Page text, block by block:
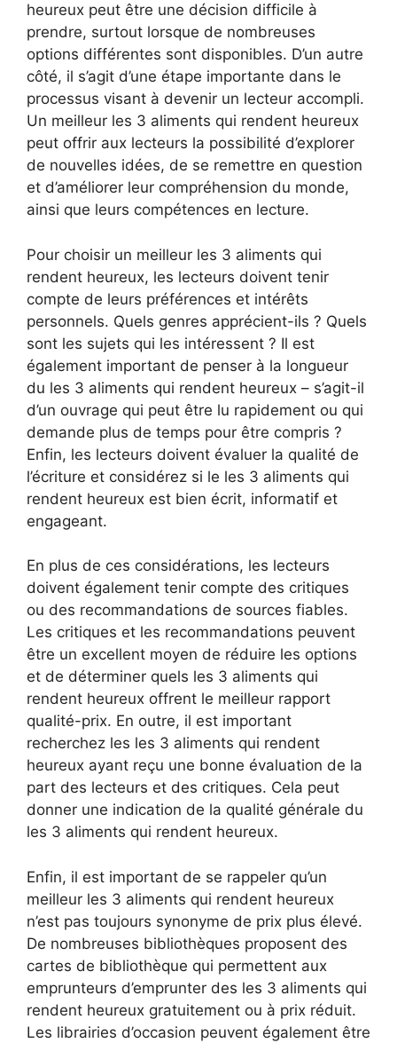
heureux peut être une décision difficile à
prendre, surtout lorsque de nombreuses
options différentes sont disponibles. D’un autre
côté, il s’agit d’une étape importante dans le
processus visant à devenir un lecteur accompli.
Un meilleur les 3 aliments qui rendent heureux
peut offrir aux lecteurs la possibilité d’explorer
de nouvelles idées, de se remettre en question
et d’améliorer leur compréhension du monde,
ainsi que leurs compétences en lecture.
Pour choisir un meilleur les 3 aliments qui
rendent heureux, les lecteurs doivent tenir
compte de leurs préférences et intérêts
personnels. Quels genres apprécient-ils ? Quels
sont les sujets qui les intéressent ? Il est
également important de penser à la longueur
du les 3 aliments qui rendent heureux – s’agit-il
d’un ouvrage qui peut être lu rapidement ou qui
demande plus de temps pour être compris ?
Enfin, les lecteurs doivent évaluer la qualité de
l’écriture et considérez si le les 3 aliments qui
rendent heureux est bien écrit, informatif et
engageant.
En plus de ces considérations, les lecteurs
doivent également tenir compte des critiques
ou des recommandations de sources fiables.
Les critiques et les recommandations peuvent
être un excellent moyen de réduire les options
et de déterminer quels les 3 aliments qui
rendent heureux offrent le meilleur rapport
qualité-prix. En outre, il est important
recherchez les les 3 aliments qui rendent
heureux ayant reçu une bonne évaluation de la
part des lecteurs et des critiques. Cela peut
donner une indication de la qualité générale du
les 3 aliments qui rendent heureux.
Enfin, il est important de se rappeler qu’un
meilleur les 3 aliments qui rendent heureux
n’est pas toujours synonyme de prix plus élevé.
De nombreuses bibliothèques proposent des
cartes de bibliothèque qui permettent aux
emprunteurs d’emprunter des les 3 aliments qui
rendent heureux gratuitement ou à prix réduit.
Les librairies d’occasion peuvent également être